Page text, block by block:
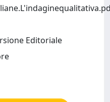
Editoriale